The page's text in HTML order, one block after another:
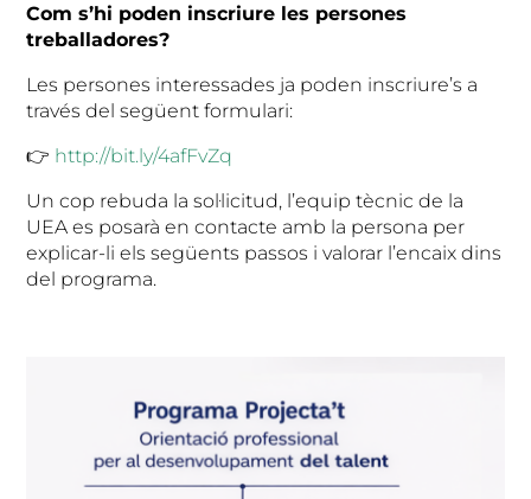
Com s’hi poden inscriure les persones
treballadores?
Les persones interessades ja poden inscriure’s a
través del següent formulari:
👉 http://bit.ly/4afFvZq
Un cop rebuda la sol·licitud, l’equip tècnic de la
UEA es posarà en contacte amb la persona per
explicar-li els següents passos i valorar l’encaix dins
del programa.